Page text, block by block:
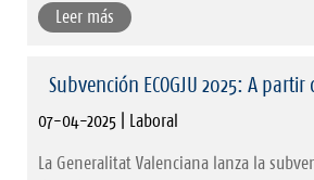
Leer más
Subvención ECOGJU 2025: A
07-04-2025 | Laboral
La Generalitat Valenciana lanza la